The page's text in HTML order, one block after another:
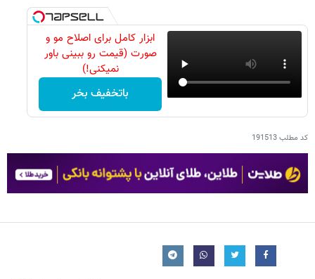
ابزار کامل برای اصلاح مو و
صورت (قیمت رو ببینی باور
نمیکنی!)
باتخفیف بخر
کد مطلب191513